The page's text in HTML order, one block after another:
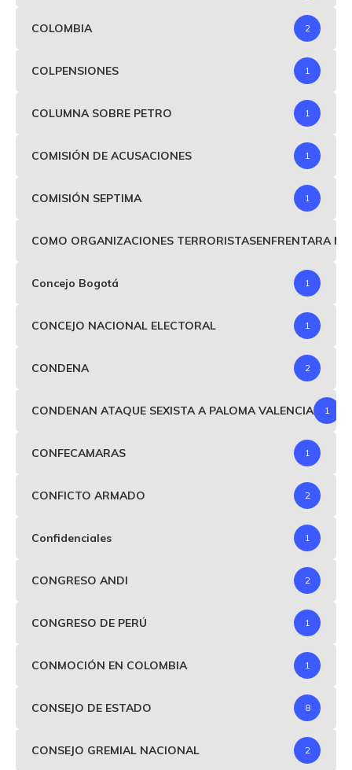
COLOMBIA 2
COLPENSIONES 1
COLUMNA SOBRE PETRO 1
COMISIÓN DE ACUSACIONES 1
COMISIÓN SEPTIMA 1
COMO ORGANIZACIONES TERRORISTASENFRENTARA
Concejo Bogotá 1
CONCEJO NACIONAL ELECTORAL 1
CONDENA 2
CONDENAN ATAQUE SEXISTA A PALOMA VALENCIA 1
CONFECAMARAS 1
CONFICTO ARMADO 2
Confidenciales 1
CONGRESO ANDI 2
CONGRESO DE PERÚ 1
CONMOCIÓN EN COLOMBIA 1
CONSEJO DE ESTADO 8
CONSEJO GREMIAL NACIONAL 2